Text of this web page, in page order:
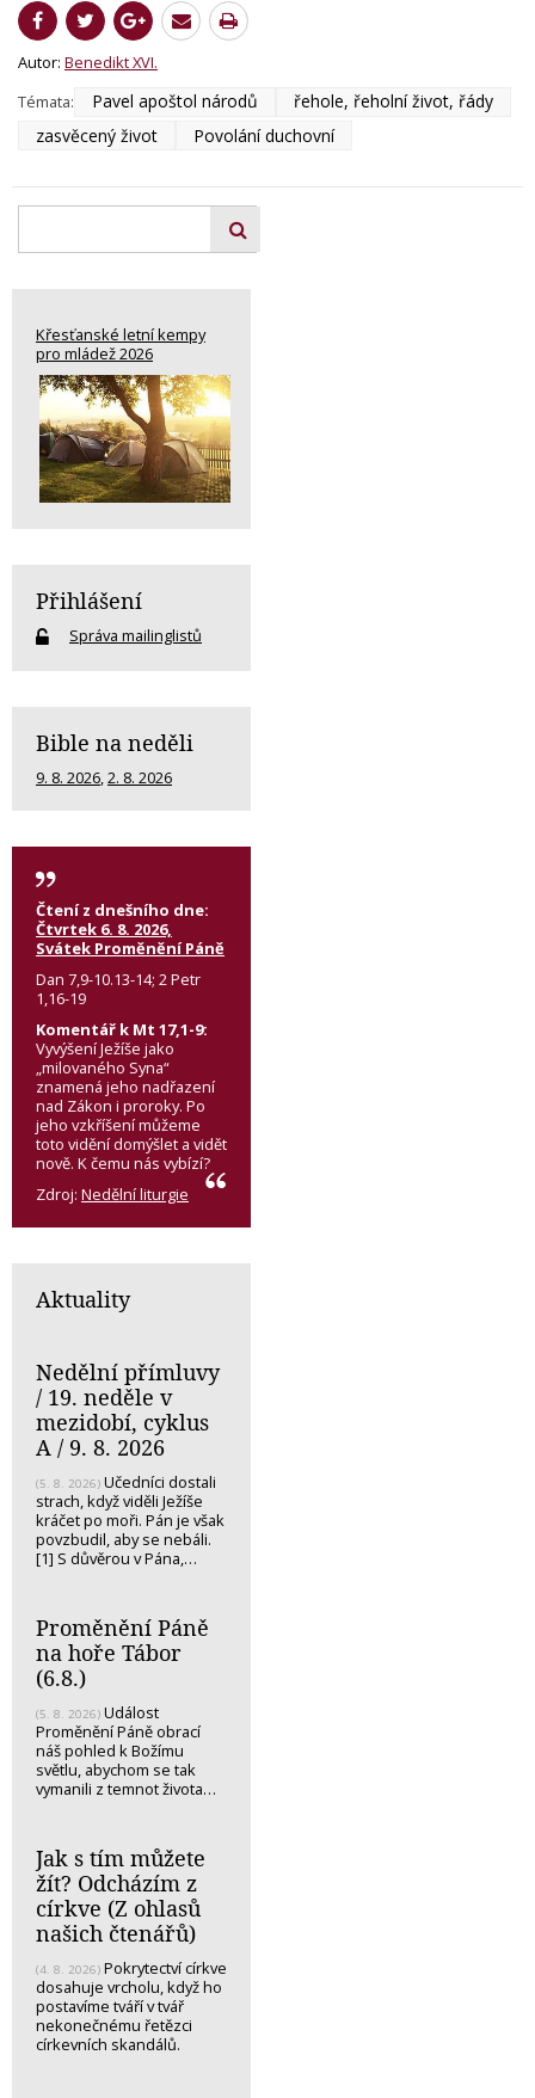
Autor: Benedikt XVI.
Témata:
Pavel apoštol národů
řehole, řeholní život, řády
zasvěcený život
Povolání duchovní
Křesťanské letní kempy
pro mládež 2026
Přihlášení
Správa mailinglistů
Bible na neděli
9. 8. 2026,2. 8. 2026
Čtení z dnešního dne:
Čtvrtek 6. 8. 2026,
Svátek Proměnění Páně
Dan 7,9-10.13-14; 2 Petr
1,16-19
Komentář k Mt 17,1-9:
Vyvýšení Ježíše jako
„milovaného Syna“
znamená jeho nadřazení
nad Zákon i proroky. Po
jeho vzkříšení můžeme
toto vidění domýšlet a vidět
nově. K čemu nás vybízí?
Zdroj: Nedělní liturgie
Aktuality
Nedělní přímluvy
/ 19. neděle v
mezidobí, cyklus
A / 9. 8. 2026
(5. 8. 2026) Učedníci dostali
strach, když viděli Ježíše
kráčet po moři. Pán je však
povzbudil, aby se nebáli.
[1] S důvěrou v Pána,…
Proměnění Páně
na hoře Tábor
(6.8.)
(5. 8. 2026) Událost
Proměnění Páně obrací
náš pohled k Božímu
světlu, abychom se tak
vymanili z temnot života…
Jak s tím můžete
žít? Odcházím z
církve (Z ohlasů
našich čtenářů)
(4. 8. 2026) Pokrytectví církve
dosahuje vrcholu, když ho
postavíme tváří v tvář
nekonečnému řetězci
církevních skandálů.